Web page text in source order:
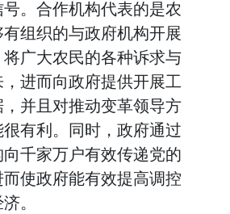
。合作机构代表的是农
组织的与政府机构开展
广大农民的各种诉求与
进而向政府提供开展工
并且对推动变革领导方
有利。同时，政府通过
千家万户有效传递党的
使政府能有效提高调控
。